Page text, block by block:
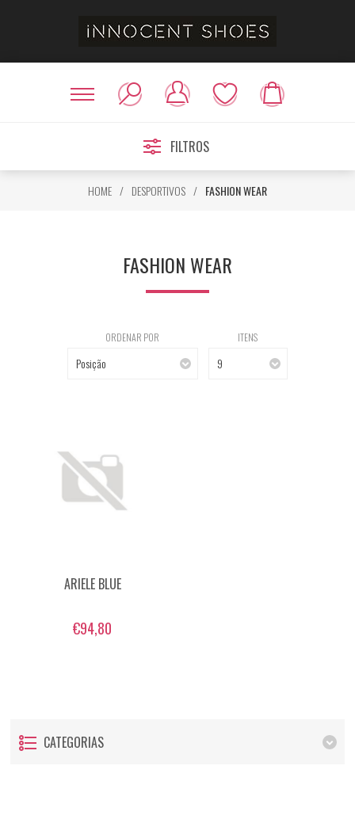
FILTROS
HOME / DESPORTIVOS / FASHION WEAR
FASHION WEAR
ORDENAR POR
Posição
ITENS
9
ARIELE BLUE
€94,80
CATEGORIAS